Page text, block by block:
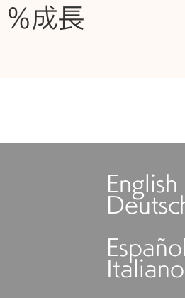
成長
English
Italiano